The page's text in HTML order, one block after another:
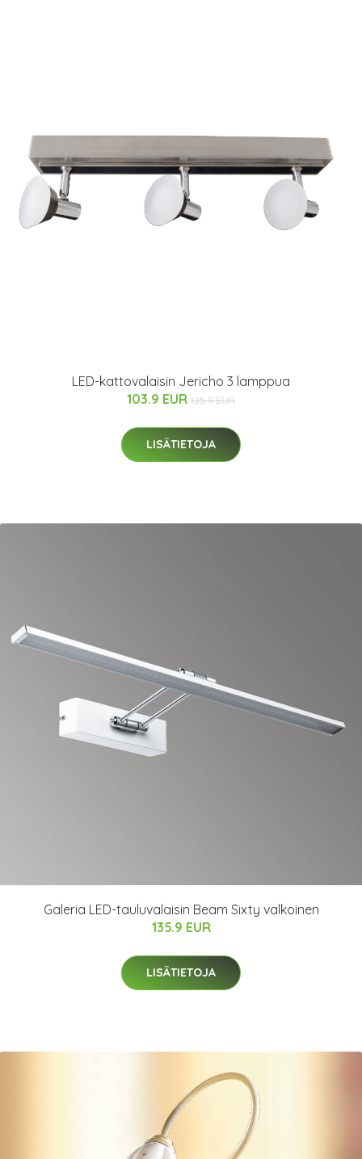
LED-kattovalaisin Jericho 3 lamppua
103.9 EUR 125.9 EUR
LISÄTIETOJA
Galeria LED-tauluvalaisin Beam Sixty valkoinen
135.9 EUR
LISÄTIETOJA